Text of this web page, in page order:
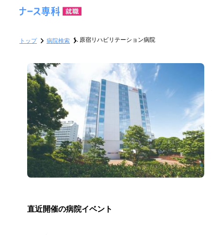
トップ 病院検索 原宿リハビリテーション病院
直近開催の病院イベント